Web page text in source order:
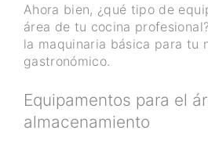
Ahora bien, ¿qué tipo de
área de tu cocina
la maquinaria básica para tu
gastronómico.
Equipamentos para el
almacenamiento